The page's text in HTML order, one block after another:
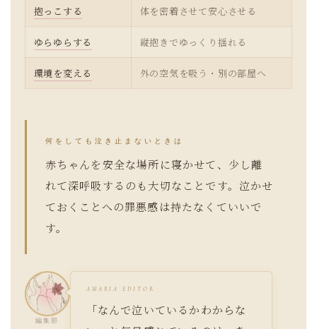
抱っこする 体を密着させて安心させる
ゆらゆらする 縦抱きでゆっくり揺れる
環境を変える 外の空気を吸う・別の部屋へ
何をしても泣き止まないときは
赤ちゃんを安全な場所に寝かせて、少し離
れて深呼吸するのも大切なことです。泣かせ
ておくことへの罪悪感は持たなくていいで
す。
編集部
AMARIA EDITOR
「なんで泣いているかわからな